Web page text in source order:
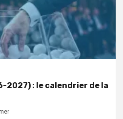
2027) : le calendrier de la